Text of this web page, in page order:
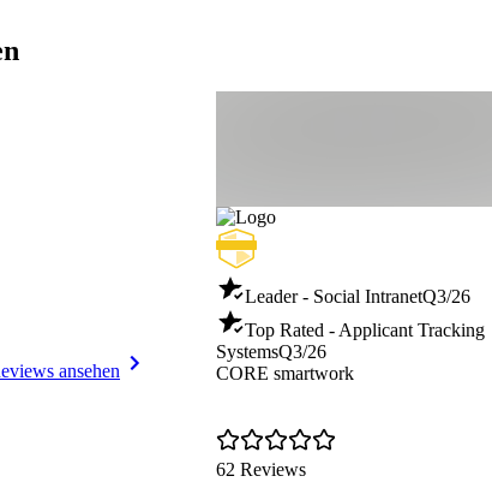
ansehen
Leader - Social IntranetQ3/26
Top Rated - Applicant Tracking
SystemsQ3/26
CORE smartwork
62 Reviews